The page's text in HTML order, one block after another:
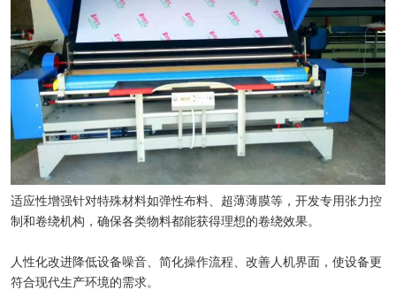
适应性增强针对特殊材料如弹性布料、超薄薄膜等，开发专用张力控
制和卷绕机构，确保各类物料都能获得理想的卷绕效果。
人性化改进降低设备噪音、简化操作流程、改善人机界面，使设备更
符合现代生产环境的需求。